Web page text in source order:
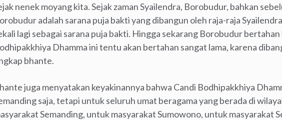
nenek moyang kita. Sejak zaman Syailendra, Borobudur, bahkan
adalah sarana puja bakti yang dibangun oleh raja-raja
lagi sebagai sarana puja bakti. Hingga sekarang Borobudur
Dhamma ini tentu akan bertahan sangat lama, karena
bhante.
juga menyatakan keyakinannya bahwa Candi Bodhipakkhiya
saja, tetapi untuk seluruh umat beragama yang berada di
Semanding, untuk masyarakat Sumowono, untuk masyarakat